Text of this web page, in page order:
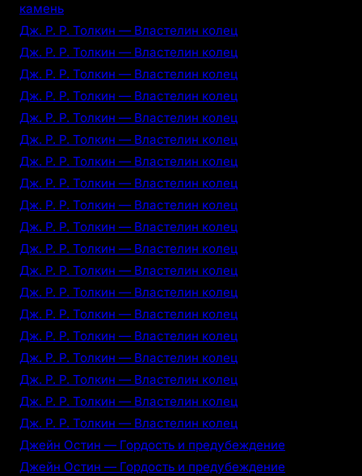
камень
Дж. Р. Р. Толкин — Властелин колец
Дж. Р. Р. Толкин — Властелин колец
Дж. Р. Р. Толкин — Властелин колец
Дж. Р. Р. Толкин — Властелин колец
Дж. Р. Р. Толкин — Властелин колец
Дж. Р. Р. Толкин — Властелин колец
Дж. Р. Р. Толкин — Властелин колец
Дж. Р. Р. Толкин — Властелин колец
Дж. Р. Р. Толкин — Властелин колец
Дж. Р. Р. Толкин — Властелин колец
Дж. Р. Р. Толкин — Властелин колец
Дж. Р. Р. Толкин — Властелин колец
Дж. Р. Р. Толкин — Властелин колец
Дж. Р. Р. Толкин — Властелин колец
Дж. Р. Р. Толкин — Властелин колец
Дж. Р. Р. Толкин — Властелин колец
Дж. Р. Р. Толкин — Властелин колец
Дж. Р. Р. Толкин — Властелин колец
Дж. Р. Р. Толкин — Властелин колец
Джейн Остин — Гордость и предубеждение
Джейн Остин — Гордость и предубеждение